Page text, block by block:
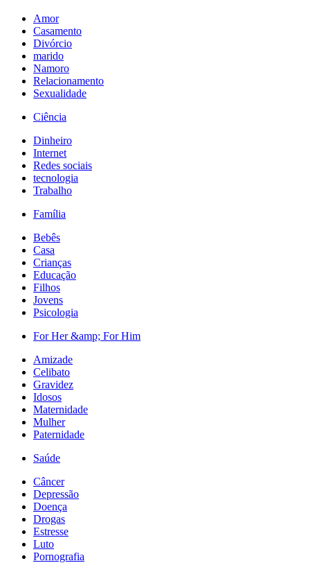
Amor
Casamento
Divórcio
marido
Namoro
Relacionamento
Sexualidade
Ciência
Dinheiro
Internet
Redes sociais
tecnologia
Trabalho
Família
Bebês
Casa
Crianças
Educação
Filhos
Jovens
Psicologia
For Her &amp; For Him
Amizade
Celibato
Gravidez
Idosos
Maternidade
Mulher
Paternidade
Saúde
Câncer
Depressão
Doença
Drogas
Estresse
Luto
Pornografia